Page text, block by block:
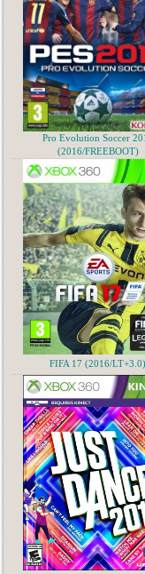
Pro Evolution Soccer
(2016/FREEBOOT)
FIFA 17 (2016/LT+3.0)